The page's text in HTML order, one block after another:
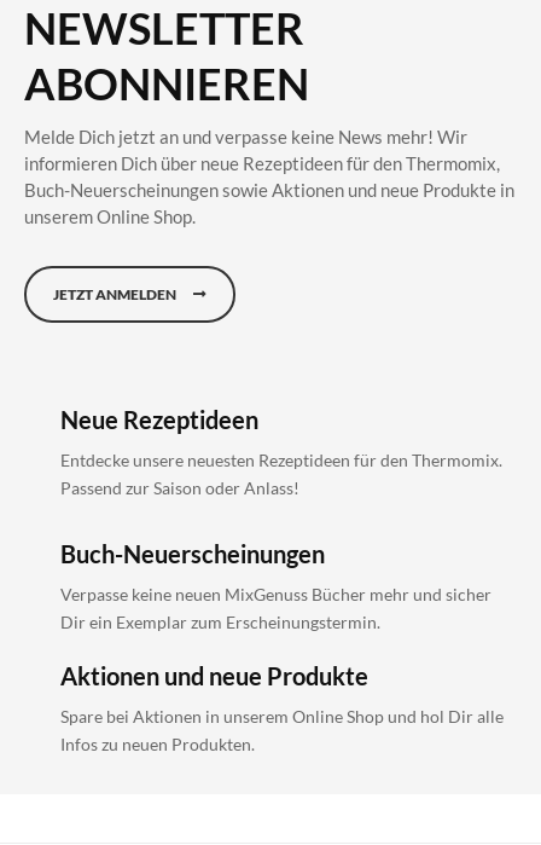
NEWSLETTER
ABONNIEREN
Melde Dich jetzt an und verpasse keine News mehr! Wir
informieren Dich über neue Rezeptideen für den Thermomix,
Buch-Neuerscheinungen sowie Aktionen und neue Produkte in
unserem Online Shop.
JETZT ANMELDEN
Neue Rezeptideen
Entdecke unsere neuesten Rezeptideen für den Thermomix.
Passend zur Saison oder Anlass!
Buch-Neuerscheinungen
Verpasse keine neuen MixGenuss Bücher mehr und sicher
Dir ein Exemplar zum Erscheinungstermin.
Aktionen und neue Produkte
Spare bei Aktionen in unserem Online Shop und hol Dir alle
Infos zu neuen Produkten.